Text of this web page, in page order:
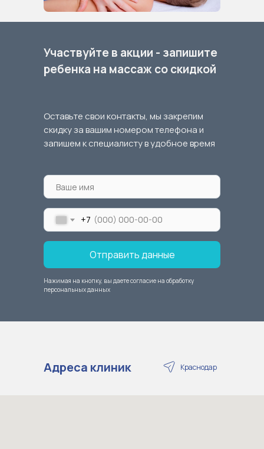
Участвуйте в акции - запишите
ребенка на массаж со скидкой
Оставьте свои контакты, мы закрепим
скидку за вашим номером телефона и
запишем к специалисту в удобное время
+7
Отправить данные
Нажимая на кнопку, вы даете согласие на обработку
персональных данных
Адреса клиник Краснодар